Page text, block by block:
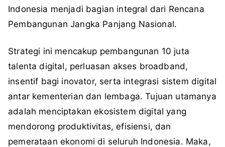
Indonesia menjadi bagian integral dari Rencana
Pembangunan Jangka Panjang Nasional.
Strategi ini mencakup pembangunan 10 juta
talenta digital, perluasan akses broadband,
insentif bagi inovator, serta integrasi sistem digital
antar kementerian dan lembaga. Tujuan utamanya
adalah menciptakan ekosistem digital yang
mendorong produktivitas, efisiensi, dan
pemerataan ekonomi di seluruh Indonesia. Maka,